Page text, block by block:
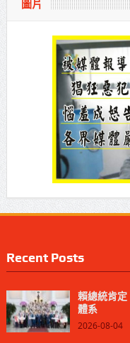
圖片
Recent Posts
賴總統肯
體系
2026-08-04